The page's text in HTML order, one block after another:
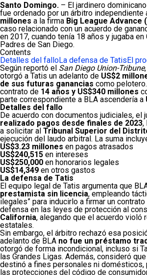
Santo Domingo. – El jardinero dominicano
fue ordenado por un árbitro independiente
millones a la firma Big League Advance
caso relacionado con un acuerdo de
en 2017, cuando tenía 18 años y jugaba
Padres de San Diego.
Contents
Detalles del falloLa defensa de Tatis El
Según reportó el San Diego Union-Tribune
otorgó a Tatis un adelanto de US$2
de sus futuras ganancias como
contrato de 14 años y US$340 millones
parte correspondiente a BLA ascendería a
Detalles del fallo
De acuerdo con documentos judiciales, el
realizado pagos desde finales de 2023,
a solicitar al Tribunal Superior del
ejecución del laudo arbitral. La suma
US$3.23 millones en pagos atrasados
US$240,515 en intereses
US$250,000 en honorarios legales
US$14,349 en otros gastos
La defensa de Tatis
El equipo legal de Tatis argumenta que
prestamista sin licencia, empleando
ilegales” para inducirlo a firmar un
defensa en las leyes de protección al
California, alegando que el acuerdo violó
estatales.
Sin embargo, el árbitro rechazó esa
adelanto de BLA no fue un préstamo
otorgó de forma incondicional, incluso si
las Grandes Ligas. Además, consideró
destinó a fines personales ni domésticos,
las protecciones del código de